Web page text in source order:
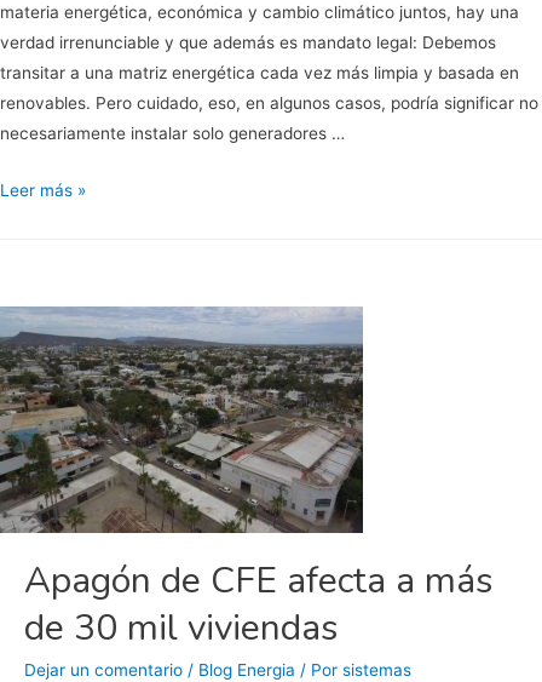
materia energética, económica y cambio climático juntos, hay una
verdad irrenunciable y que además es mandato legal: Debemos
transitar a una matriz energética cada vez más limpia y basada en
renovables. Pero cuidado, eso, en algunos casos, podría significar no
necesariamente instalar solo generadores …
Baja
desperdicio
Leer más »
Apagón de CFE afecta a más
de 30 mil viviendas
Dejar un comentario / Blog Energia / Por sistemas